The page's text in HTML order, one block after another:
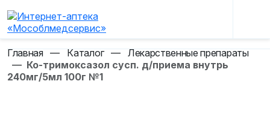
Главная — Каталог — Лекарственные препараты
— Ко-тримоксазол сусп. д/приема внутрь
240мг/5мл 100г №1